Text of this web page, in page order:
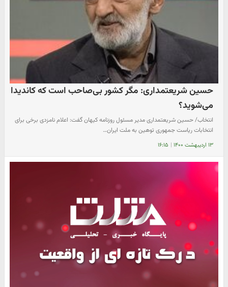
حسین شریعتمداری: مگر کشور بی‌صاحب است که کاندیدا
می‌شوید؟
انتخاب/ حسین شریعتمداری مدیر مسئول روزنامه کیهان گفت: اعلام نامزدی برخی برای
انتخابات ریاست جمهوری توهین به ملت ایران…
۱۳ اردیبهشت ۱۴۰۰ | ۱۶:۱۵